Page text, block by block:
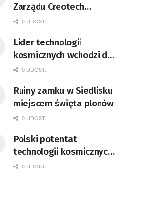
Zarządu Creotech
Instruments S.A. Fizyk,
pracownik CERN w
Genewie, przedsiębiorca i
nauczyciel akademicki,
fizycznych, koordynator
Rady Sektorowej ds.
Kompetencji Przemysłu
Lotniczo-Kosmicznego
oraz członek Komitetu
Badań Kosmicznych i
Satelitarnych PAN.
0 UDOST.
Lider technologii
kosmicznych wchodzi do
Lubuskiego
0 UDOST.
Ruiny zamku w Siedlisku
miejscem święta plonów
0 UDOST.
Polski potentat
technologii kosmicznych
wprowadzi się do Zielonej
0 UDOST.